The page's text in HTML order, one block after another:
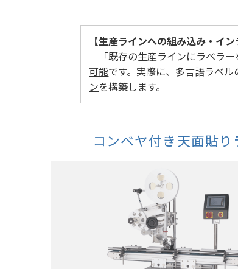
【生産ラインへの組み込み・イ
「既存の生産ラインにラベラ
可能です。実際に、多言語ラベ
ンを構築します。
コンベヤ付き天面貼り